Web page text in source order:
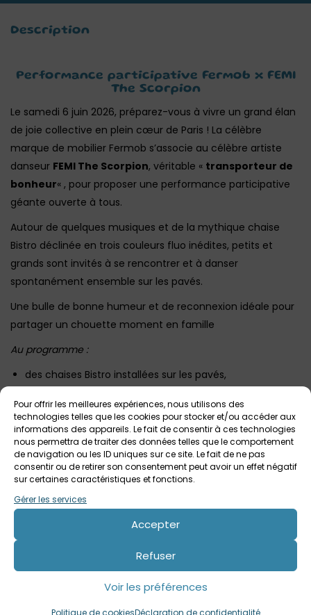
Pour offrir les meilleures expériences, nous utilisons des
technologies telles que les cookies pour stocker et/ou accéder aux
informations des appareils. Le fait de consentir à ces technologies
nous permettra de traiter des données telles que le comportement
de navigation ou les ID uniques sur ce site. Le fait de ne pas
consentir ou de retirer son consentement peut avoir un effet négatif
sur certaines caractéristiques et fonctions.
Gérer les services
Accepter
Refuser
Voir les préférences
Politique de cookiesDéclaration de confidentialité
Description
Performance participative Fermob x FEMI
The Scorpion
Le samedi 6 juin 2026, préparez-vous à vivre un grand élan
de joie collective en plein cœur de Paris ! La célèbre
marque de mobilier Fermob s’associe au célèbre artiste
danseur FEMI The Scorpion, véritable « transporteur de
bonheur« , pour proposer une performance participative
géante ouverte à tous.
Autour de quelques musiques et de la mythique chaise
Bistro déclinée en trois couleurs fluo inédites, petits et
grands sont invités à se rencontrer et à danser
spontanément ensemble sur les pavés.
Une bulle de bonne humeur et de reconnexion idéale pour
partager un chouette moment en famille
Au programme :
des chaises Bistro installées sur les pavés,
de la musique qui surgit,
des passants invités à entrer dans la danse,
l’artiste FEMI The Scorpion, danseur et créateur de
contenu suivi par plus de 500 000 personnes, aux
manettes de cette joyeuse performance dansée
une place parisienne transformée en scène collective
Venez assister et participer à cet événement joyeux et
éphémère ! C’est gratuit et ouvert à tous !
Photo : DR Fermob x FEMI The Scorpion